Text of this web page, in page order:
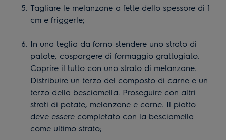
Tagliare le melanzane a fette dello spessore di 1
cm e friggerle;
In una teglia da forno stendere uno strato di
patate, cospargere di formaggio grattugiato.
Coprire il tutto con uno strato di melanzane.
Distribuire un terzo del composto di carne e un
terzo della besciamella. Proseguire con altri
strati di patate, melanzane e carne. Il piatto
deve essere completato con la besciamella
come ultimo strato;